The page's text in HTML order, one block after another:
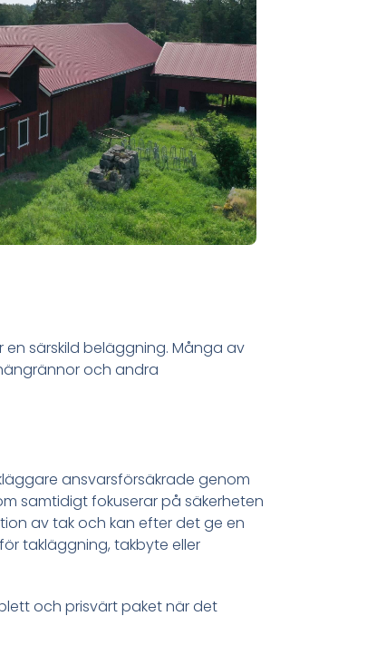
särskild beläggning. Många av
och andra
ansvarsförsäkrade genom
samtidigt fokuserar på säkerheten
av tak och kan efter det ge en
takläggning, takbyte eller
och prisvärt paket när det